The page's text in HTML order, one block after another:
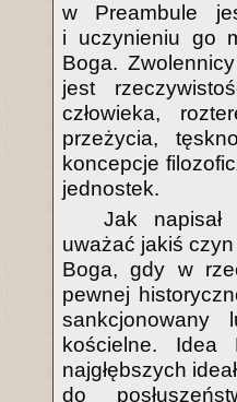
w Preambule
i uczynieniu go
Boga.
jest
człowieka,
przeżycia,
koncepcje
jednostek.
Jak
uważać jakiś czyn
Boga, gdy w
pewnej
kościelne. Idea
najgłębszych
do